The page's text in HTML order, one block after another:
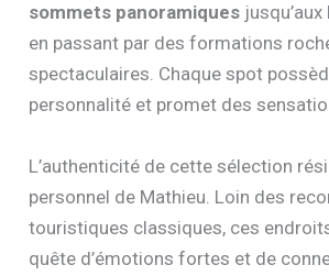
sommets panoramiques jusqu’aux
en passant par des formations
spectaculaires. Chaque spot
personnalité et promet des
L’authenticité de cette sélection
personnel de Mathieu. Loin des
touristiques classiques, ces
quête d’émotions fortes et de